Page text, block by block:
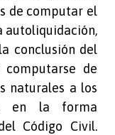
de computar el
autoliquidación,
conclusión del
de
naturales a los
en la forma
Código Civil.